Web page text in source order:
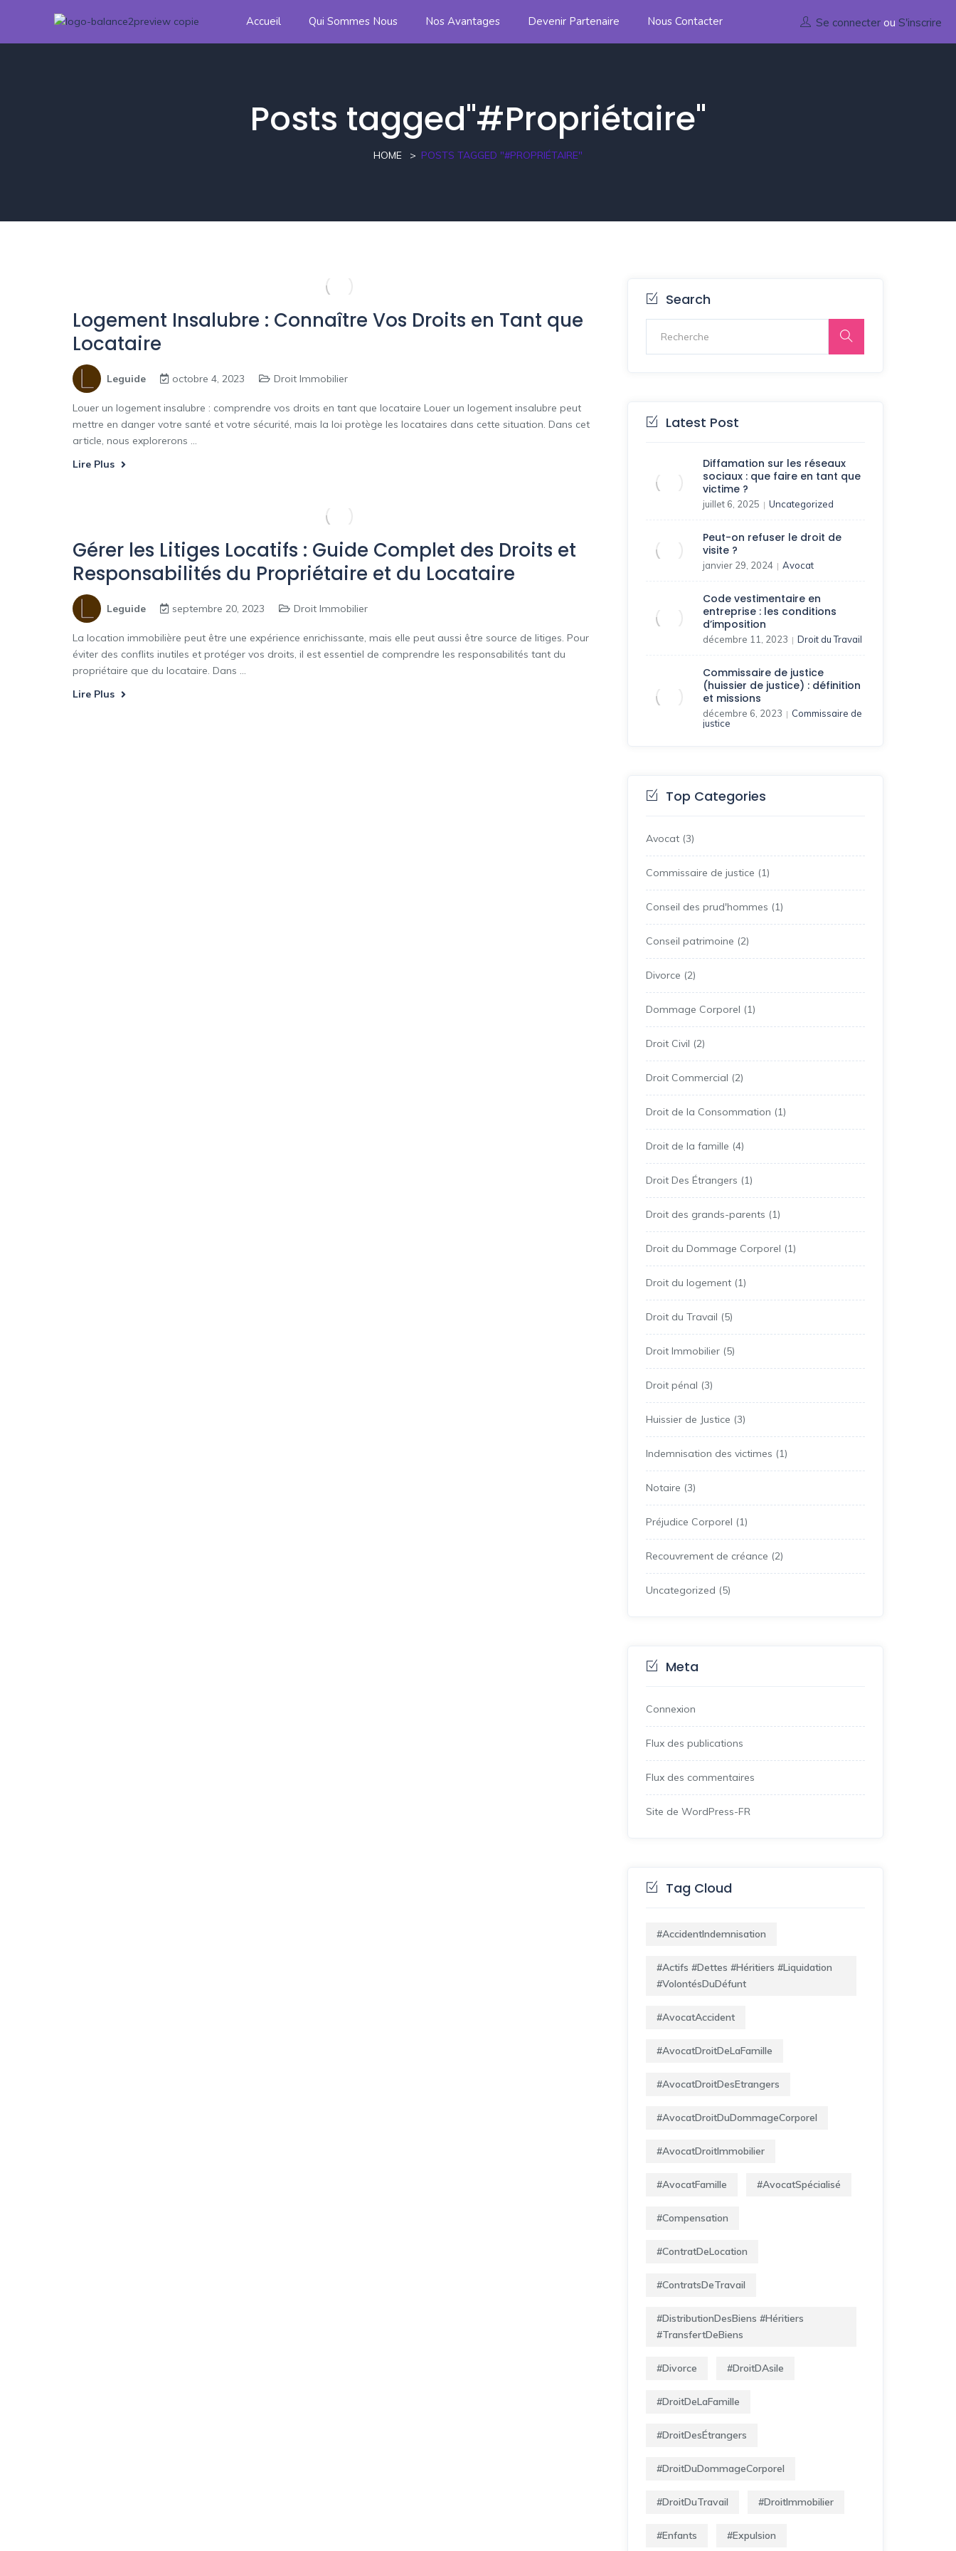
Accueil Qui Sommes Nous Nos Avantages Devenir Partenaire Nous Contacter Se connecter ou S'inscrire
Posts tagged"#Propriétaire"
HOME POSTS TAGGED "#PROPRIÉTAIRE"
Logement Insalubre : Connaître Vos Droits en Tant que
Locataire
Leguide octobre 4, 2023 Droit Immobilier
Louer un logement insalubre : comprendre vos droits en tant que locataire Louer un logement insalubre peut
mettre en danger votre santé et votre sécurité, mais la loi protège les locataires dans cette situation. Dans cet
article, nous explorerons ...
Lire Plus
Gérer les Litiges Locatifs : Guide Complet des Droits et
Responsabilités du Propriétaire et du Locataire
Leguide septembre 20, 2023 Droit Immobilier
La location immobilière peut être une expérience enrichissante, mais elle peut aussi être source de litiges. Pour
éviter des conflits inutiles et protéger vos droits, il est essentiel de comprendre les responsabilités tant du
propriétaire que du locataire. Dans ...
Lire Plus
Search
Latest Post
Diffamation sur les réseaux
sociaux : que faire en tant que
victime ?
juillet 6, 2025 | Uncategorized
Peut-on refuser le droit de
visite ?
janvier 29, 2024 | Avocat
Code vestimentaire en
entreprise : les conditions
d’imposition
décembre 11, 2023 | Droit du Travail
Commissaire de justice
(huissier de justice) : définition
et missions
décembre 6, 2023 | Commissaire de
justice
Top Categories
Avocat (3)
Commissaire de justice (1)
Conseil des prud'hommes (1)
Conseil patrimoine (2)
Divorce (2)
Dommage Corporel (1)
Droit Civil (2)
Droit Commercial (2)
Droit de la Consommation (1)
Droit de la famille (4)
Droit Des Étrangers (1)
Droit des grands-parents (1)
Droit du Dommage Corporel (1)
Droit du logement (1)
Droit du Travail (5)
Droit Immobilier (5)
Droit pénal (3)
Huissier de Justice (3)
Indemnisation des victimes (1)
Notaire (3)
Préjudice Corporel (1)
Recouvrement de créance (2)
Uncategorized (5)
Meta
Connexion
Flux des publications
Flux des commentaires
Site de WordPress-FR
Tag Cloud
#AccidentIndemnisation
#Actifs #Dettes #Héritiers #Liquidation
#VolontésDuDéfunt
#AvocatAccident
#AvocatDroitDeLaFamille
#AvocatDroitDesEtrangers
#AvocatDroitDuDommageCorporel
#AvocatDroitImmobilier
#AvocatFamille #AvocatSpécialisé
#Compensation
#ContratDeLocation
#ContratsDeTravail
#DistributionDesBiens #Héritiers
#TransfertDeBiens
#Divorce #DroitDAsile
#DroitDeLaFamille
#DroitDesÉtrangers
#DroitDuDommageCorporel
#DroitDuTravail #DroitImmobilier
#Enfants #Expulsion